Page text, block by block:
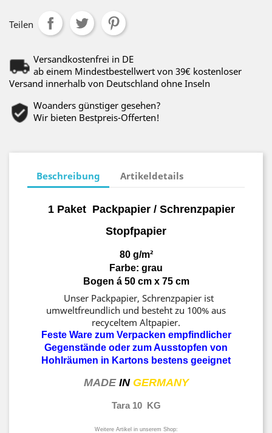
Teilen
Versandkostenfrei in DE
ab einem Mindestbestellwert von 39€ kostenloser
Versand innerhalb von Deutschland ohne Inseln
Woanders günstiger gesehen?
Wir bieten Bestpreis-Offerten!
Beschreibung Artikeldetails
1 Paket Packpapier / Schrenzpapier
Stopfpapier
80 g/m²
Farbe: grau
Bogen á 50 cm x 75 cm
Unser Packpapier, Schrenzpapier ist
umweltfreundlich und besteht zu 100% aus
recyceltem Altpapier.
Feste Ware zum Verpacken empfindlicher
Gegenstände oder zum Ausstopfen von
Hohlräumen in Kartons bestens geeignet
MADE IN GERMANY
Tara 10 KG
Weitere Artikel in unserem Shop: